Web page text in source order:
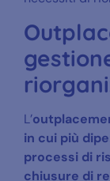
L’
in cui più
processi di
chiusure di